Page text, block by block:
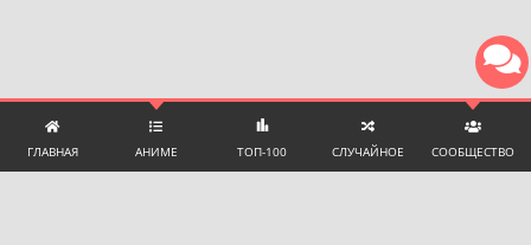
ГЛАВНАЯ АНИМЕ ТОП-100 СЛУЧАЙНОЕ СООБЩЕСТВО